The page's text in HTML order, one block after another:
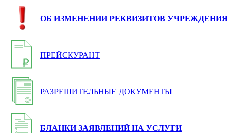
ОБ ИЗМЕНЕНИИ РЕКВИЗИТОВ УЧРЕЖДЕНИЯ
ПРЕЙСКУРАНТ
РАЗРЕШИТЕЛЬНЫЕ ДОКУМЕНТЫ
БЛАНКИ ЗАЯВЛЕНИЙ НА УСЛУГИ